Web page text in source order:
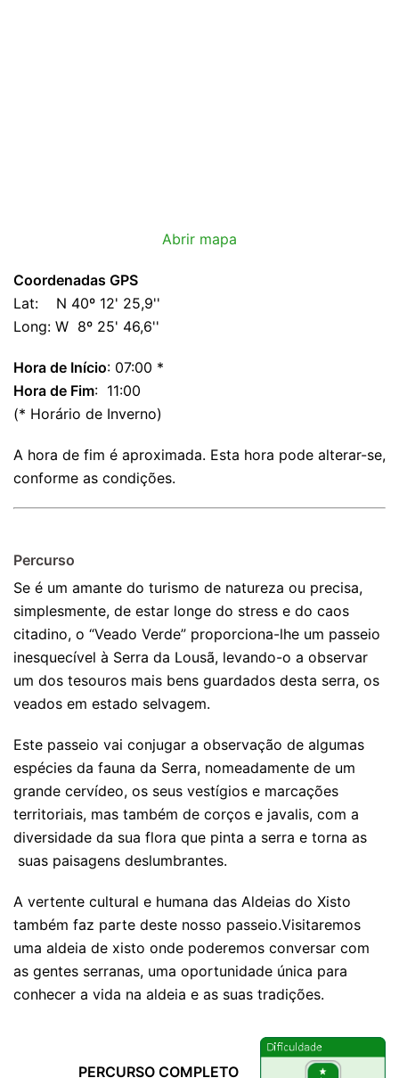
Abrir mapa
Coordenadas GPS
Lat: N 40º 12' 25,9''
Long: W 8º 25' 46,6''
Hora de Início: 07:00 *
Hora de Fim: 11:00
(* Horário de Inverno)
A hora de fim é aproximada. Esta hora pode alterar-se,
conforme as condições.
Percurso
Se é um amante do turismo de natureza ou precisa,
simplesmente, de estar longe do stress e do caos
citadino, o “Veado Verde” proporciona-lhe um passeio
inesquecível à Serra da Lousã, levando-o a observar
um dos tesouros mais bens guardados desta serra, os
veados em estado selvagem.
Este passeio vai conjugar a observação de algumas
espécies da fauna da Serra, nomeadamente de um
grande cervídeo, os seus vestígios e marcações
territoriais, mas também de corços e javalis, com a
diversidade da sua flora que pinta a serra e torna as
suas paisagens deslumbrantes.
A vertente cultural e humana das Aldeias do Xisto
também faz parte deste nosso passeio.Visitaremos
uma aldeia de xisto onde poderemos conversar com
as gentes serranas, uma oportunidade única para
conhecer a vida na aldeia e as suas tradições.
PERCURSO COMPLETO